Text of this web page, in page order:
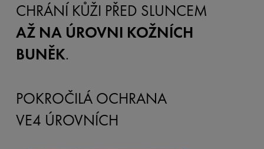
CHRÁNÍ KŮŽI PŘED SLUNCEM
AŽ NA ÚROVNI KOŽNÍCH
BUNĚK.
POKROČILÁ OCHRANA
VE4 ÚROVNÍCH